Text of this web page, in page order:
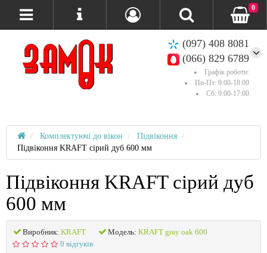
(097) 408 8081
(066) 829 6789
Графік роботи:
Пн-Пт: 9:00-18:00
Сб: 9:00-17:00
0
Комплектуючі до вікон
Підвіконня
Підвіконня KRAFT сірий дуб 600 мм
Підвіконня KRAFT сірий дуб
600 мм
Виробник: KRAFT Модель: KRAFT gray oak 600
0 відгуків